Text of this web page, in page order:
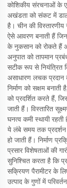
कोशिकीय संरचनाओं के
अखंडता को संकट में डाल
है। चीन की
ऐसे आवरण बनाती हैं
के नुकसान को रोकते हैं
अनुपात को तापमान
सटीक रूप से नियंत्रित
असाधारण लचक प्रदान
निर्माण को सक्षम बनाती
को प्रदर्शित करते हैं,
जाती हैं। विस्तारित
घनत्व कमी स्थायी
ये लंबे समय तक प्रदर्शन
हो जाती हैं। निर्माण
प्रसार विशेषताओं की
सुनिश्चित करता है कि
सक्रियण पैरामीटर के
उत्पाद के गुणों में